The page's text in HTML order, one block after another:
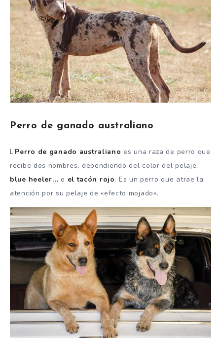
Perro de ganado australiano
L’Perro de ganado australiano es una raza de perro que
recibe dos nombres, dependiendo del color del pelaje:
blue heeler… o el tacón rojo. Es un perro que atrae la
atención por su pelaje de «efecto mojado».